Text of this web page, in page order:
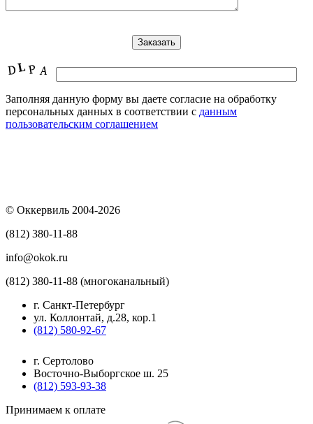
Заполняя данную форму вы даете согласие на обработку
персональных данных в соответствии с данным
пользовательским соглашением
© Оккервиль 2004-2026
(812) 380-11-88
info@okok.ru
(812) 380-11-88 (многоканальный)
г. Санкт-Петербург
ул. Коллонтай, д.28, кор.1
(812) 580-92-67
г. Сертолово
Восточно-Выборгское ш. 25
(812) 593-93-38
Принимаем к оплате